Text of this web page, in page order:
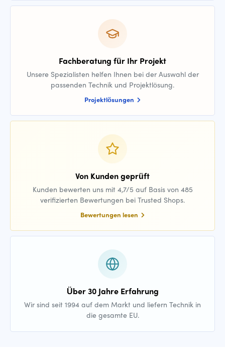
Fachberatung für Ihr Projekt
Unsere Spezialisten helfen Ihnen bei der Auswahl der
passenden Technik und Projektlösung.
Projektlösungen
Von Kunden geprüft
Kunden bewerten uns mit 4,7/5 auf Basis von 485
verifizierten Bewertungen bei Trusted Shops.
Bewertungen lesen
Über 30 Jahre Erfahrung
Wir sind seit 1994 auf dem Markt und liefern Technik in
die gesamte EU.